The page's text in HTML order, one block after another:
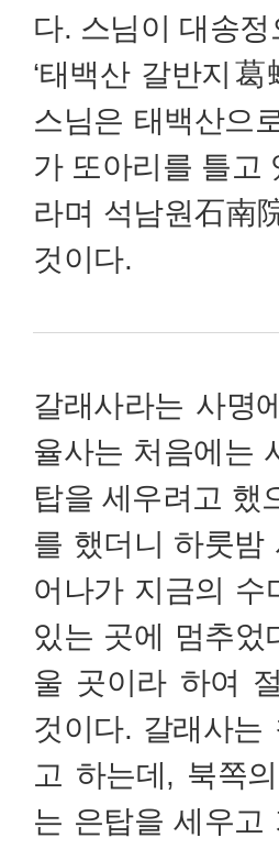
다. 스님이 대송
‘태백산 갈반지
스님은 태백산으
가 또아리를 틀고
라며 석남원石南
것이다.
갈래사라는 사명
율사는 처음에는
탑을 세우려고 했
를 했더니 하룻
어나가 지금의 수
있는 곳에 멈추
울 곳이라 하여
것이다. 갈래사
고 하는데, 북쪽
는 은탑을 세우고